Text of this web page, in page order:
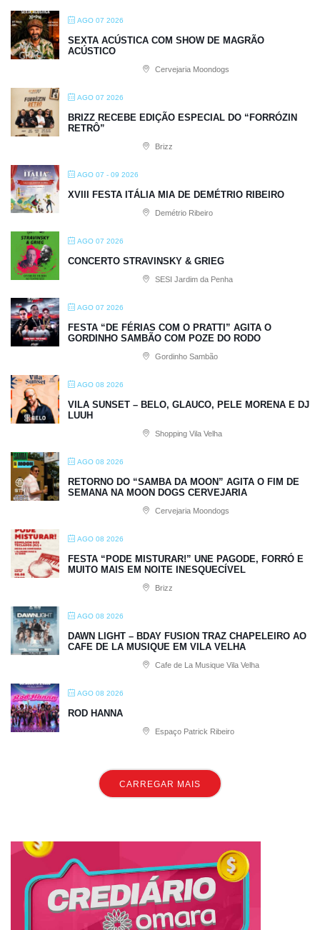
AGO 07 2026
SEXTA ACÚSTICA COM SHOW DE MAGRÃO
ACÚSTICO
Cervejaria Moondogs
AGO 07 2026
BRIZZ RECEBE EDIÇÃO ESPECIAL DO “FORRÓZIN
RETRÔ”
Brizz
AGO 07 - 09 2026
XVIII FESTA ITÁLIA MIA DE DEMÉTRIO RIBEIRO
Demétrio Ribeiro
AGO 07 2026
CONCERTO STRAVINSKY & GRIEG
SESI Jardim da Penha
AGO 07 2026
FESTA “DE FÉRIAS COM O PRATTI” AGITA O
GORDINHO SAMBÃO COM POZE DO RODO
Gordinho Sambão
AGO 08 2026
VILA SUNSET – BELO, GLAUCO, PELE MORENA E DJ
LUUH
Shopping Vila Velha
AGO 08 2026
RETORNO DO “SAMBA DA MOON” AGITA O FIM DE
SEMANA NA MOON DOGS CERVEJARIA
Cervejaria Moondogs
AGO 08 2026
FESTA “PODE MISTURAR!” UNE PAGODE, FORRÓ E
MUITO MAIS EM NOITE INESQUECÍVEL
Brizz
AGO 08 2026
DAWN LIGHT – BDAY FUSION TRAZ CHAPELEIRO AO
CAFE DE LA MUSIQUE EM VILA VELHA
Cafe de La Musique Vila Velha
AGO 08 2026
ROD HANNA
Espaço Patrick Ribeiro
CARREGAR MAIS